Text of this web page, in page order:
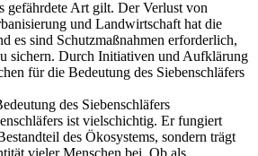
gefährdete Art gilt. Der Verlust von
und Landwirtschaft hat die
es sind Schutzmaßnahmen erforderlich,
sichern. Durch Initiativen und Aufklärung
für die Bedeutung des Siebenschläfers
des Siebenschläfers
ist vielschichtig. Er fungiert
des Ökosystems, sondern trägt
vieler Menschen bei. Ob als